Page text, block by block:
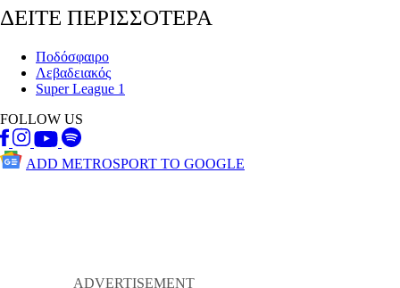
ΔΕΙΤΕ ΠΕΡΙΣΣΟΤΕΡΑ
Ποδόσφαιρο
Λεβαδειακός
Super League 1
FOLLOW US
ADD METROSPORT TO GOOGLE